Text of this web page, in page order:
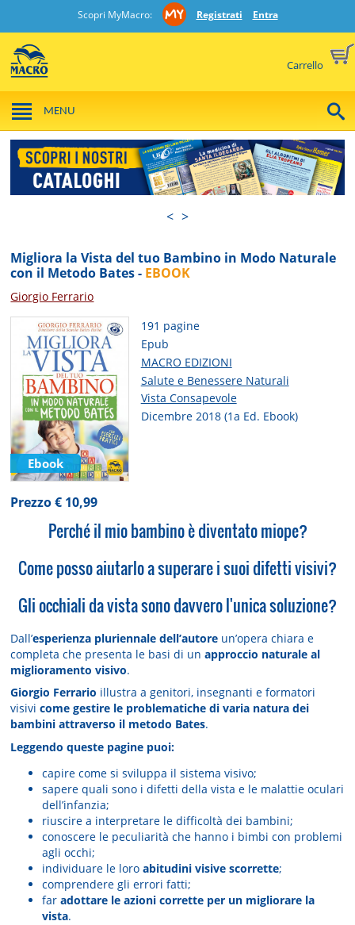
Scopri MyMacro: Registrati Entra
Carrello
MENU
< >
Migliora la Vista del tuo Bambino in Modo Naturale
con il Metodo Bates - EBOOK
Giorgio Ferrario
Ebook
191 pagine
Epub
MACRO EDIZIONI
Salute e Benessere Naturali
Vista Consapevole
Dicembre 2018 (1a Ed. Ebook)
Prezzo € 10,99
Perché il mio bambino è diventato miope?
Come posso aiutarlo a superare i suoi difetti visivi?
Gli occhiali da vista sono davvero l'unica soluzione?
Dall’esperienza pluriennale dell’autore un’opera chiara e
completa che presenta le basi di unapproccio naturale al
miglioramento visivo.
Giorgio Ferrario illustra a genitori, insegnanti e formatori
visivicome gestire le problematiche di varia natura dei
bambini attraverso il metodo Bates.
Leggendo queste pagine puoi:
capire come si sviluppa il sistema visivo;
sapere quali sono i difetti della vista e le malattie oculari
dell’infanzia;
riuscire a interpretare le difficoltà dei bambini;
conoscere le peculiarità che hanno i bimbi con problemi
agli occhi;
individuare le loroabitudini visive scorrette;
comprendere gli errori fatti;
faradottare le azioni corrette per un migliorare la
vista.